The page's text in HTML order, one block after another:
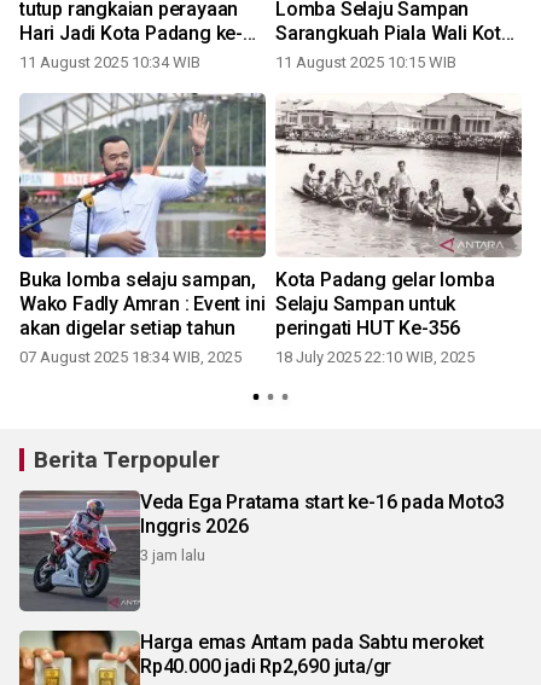
tutup rangkaian perayaan
Hari Jadi Kota Padang ke-
356 tahun
11 August 2025 10:34 WIB
Lomba Selaju Sampan
Sarangkuah Piala Wali Kota
Padang Cup 2025
11 August 2025 10:15 WIB
Buka lomba selaju sampan,
Wako Fadly Amran : Event ini
akan digelar setiap tahun
07 August 2025 18:34 WIB, 2025
Kota Padang gelar lomba
Selaju Sampan untuk
peringati HUT Ke-356
18 July 2025 22:10 WIB, 2025
Berita Terpopuler
Veda Ega Pratama start ke-16 pada Moto3
Inggris 2026
3 jam lalu
Harga emas Antam pada Sabtu meroket
Rp40.000 jadi Rp2,690 juta/gr